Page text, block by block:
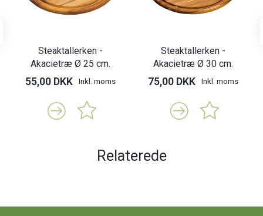
Steaktallerken -
Akacietræ Ø 25 cm.
55,00 DKK Inkl. moms
Steaktallerken -
Akacietræ Ø 30 cm.
75,00 DKK Inkl. moms
Relaterede